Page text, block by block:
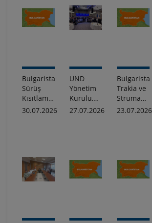
Bulgaristan:
Sürüş
Kısıtlamaları
Hakkında
30.07.2026
UND
Yönetim
Kurulu,
Kayseri’de
27.07.2026
Bulgaristan:
Trakia ve
Struma
23.07.2026